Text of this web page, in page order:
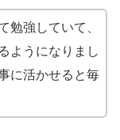
勉強していて、
ようになりまし
に活かせると毎